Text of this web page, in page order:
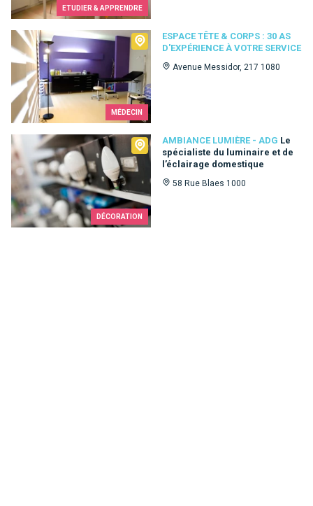
ETUDIER & APPRENDRE
MÉDECIN
ESPACE TÊTE & CORPS : 30 AS
D'EXPÉRIENCE À VOTRE SERVICE
Avenue Messidor, 217 1080
Espace Tête & Corps : 30 as d'expérience à votre service
DÉCORATION
AMBIANCE LUMIÈRE - ADG Le
spécialiste du luminaire et de
l’éclairage domestique
58 Rue Blaes 1000
Ambiance Lumière - ADG